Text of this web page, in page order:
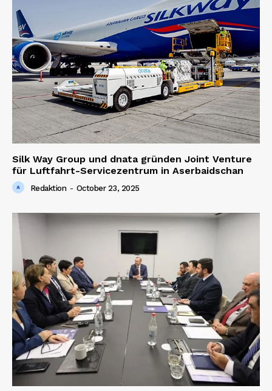
Silk Way Group und dnata gründen Joint Venture
für Luftfahrt-Servicezentrum in Aserbaidschan
Redaktion - October 23, 2025